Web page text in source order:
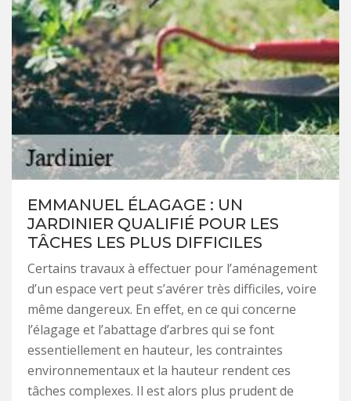
EMMANUEL ÉLAGAGE : UN
JARDINIER QUALIFIÉ POUR LES
TÂCHES LES PLUS DIFFICILES
Certains travaux à effectuer pour l’aménagement
d’un espace vert peut s’avérer très difficiles, voire
même dangereux. En effet, en ce qui concerne
l’élagage et l’abattage d’arbres qui se font
essentiellement en hauteur, les contraintes
environnementaux et la hauteur rendent ces
tâches complexes. Il est alors plus prudent de